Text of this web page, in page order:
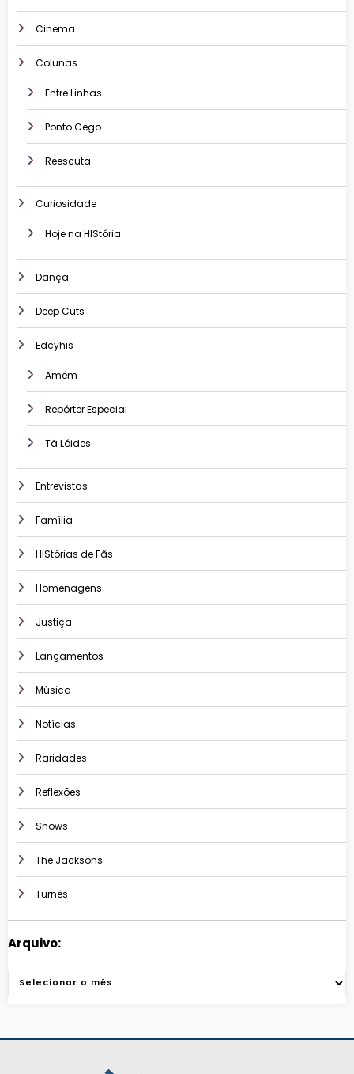
Cinema
Colunas
Entre Linhas
Ponto Cego
Reescuta
Curiosidade
Hoje na HIStória
Dança
Deep Cuts
Edcyhis
Amém
Repórter Especial
Tá Lóides
Entrevistas
Família
HIStórias de Fãs
Homenagens
Justiça
Lançamentos
Música
Notícias
Raridades
Reflexões
Shows
The Jacksons
Turnês
Arquivo:
Arquivos